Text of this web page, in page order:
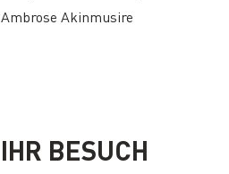
Ambrose Akinmusire
IHR BESUCH